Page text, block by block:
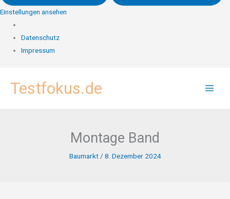
Einstellungen ansehen
Datenschutz
Impressum
InhaltTestfokus.de
Montage Band
Baumarkt/ 8. Dezember 2024